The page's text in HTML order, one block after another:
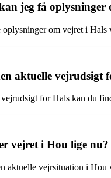
jeg få oplysninger
om vejret i Hals
aktuelle vejrudsigt
for Hals kan du
vejret i Hou lige nu?
aktuelle vejrsituation i Hou